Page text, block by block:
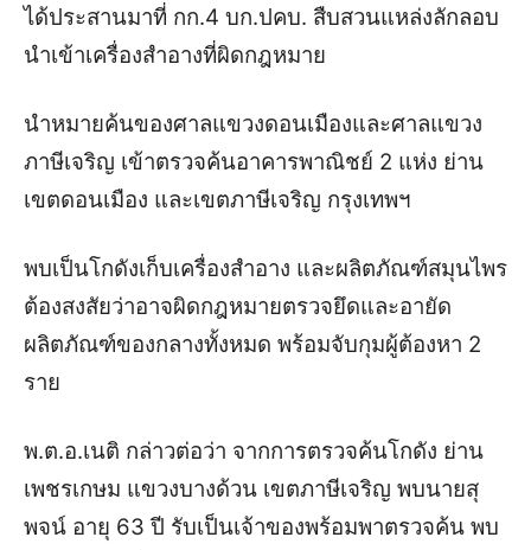
ได้ประสานมาที่ กก.4 บก.ปคบ. สืบสวนแหล่งลักลอบ
นำเข้าเครื่องสำอางที่ผิดกฎหมาย
นำหมายค้นของศาลแขวงดอนเมืองและศาลแขวง
ภาษีเจริญ เข้าตรวจค้นอาคารพาณิชย์ 2 แห่ง ย่าน
เขตดอนเมือง และเขตภาษีเจริญ กรุงเทพฯ
พบเป็นโกดังเก็บเครื่องสำอาง และผลิตภัณฑ์สมุนไพร
ต้องสงสัยว่าอาจผิดกฎหมายตรวจยึดและอายัด
ผลิตภัณฑ์ของกลางทั้งหมด พร้อมจับกุมผู้ต้องหา 2
ราย
พ.ต.อ.เนติ กล่าวต่อว่า จากการตรวจค้นโกดัง ย่าน
เพชรเกษม แขวงบางด้วน เขตภาษีเจริญ พบนายสุ
พจน์ อายุ 63 ปี รับเป็นเจ้าของพร้อมพาตรวจค้น พบ